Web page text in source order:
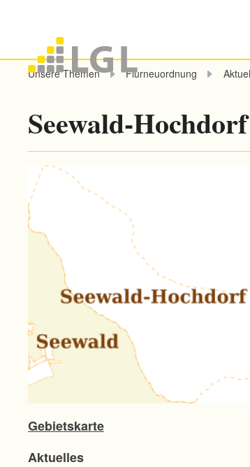
Unsere Themen Flurneuordnung
Seewald-Hochdorf
Gebietskarte
Aktuelles